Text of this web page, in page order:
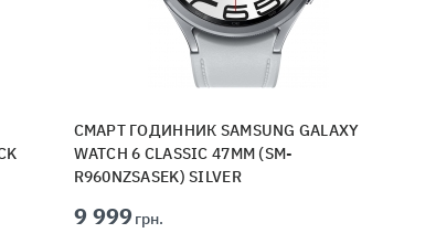
СМАРТ ГОДИННИК SAMSUNG GALAXY
WATCH 6 CLASSIC 47MM (SM-
R960NZSASEK) SILVER
9 999грн.